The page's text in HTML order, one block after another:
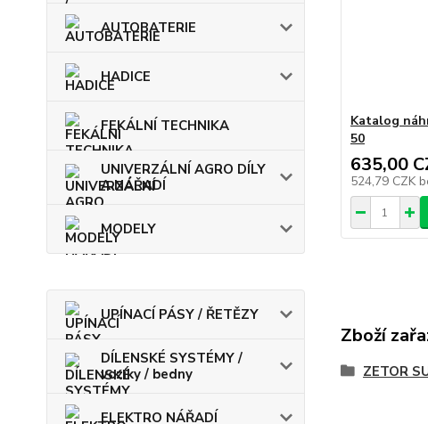
AUTOBATERIE
HADICE
FEKÁLNÍ TECHNIKA
UNIVERZÁLNÍ AGRO DÍLY
A NÁŘADÍ
MODELY
UPÍNACÍ PÁSY / ŘETĚZY
DÍLENSKÉ SYSTÉMY /
vozíky / bedny
ELEKTRO NÁŘADÍ
Katalog
50
635,00
524,79 CZK
Zboží
ZETOR